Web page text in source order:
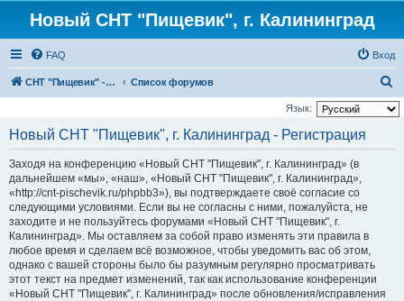
Новый СНТ "Пищевик", г. Калининград
FAQ Вход
СНТ "Пищевик" - возвращение на Главную страницу Список форумов
о
Язык:
Новый СНТ "Пищевик", г. Калининград - Регистрация
Заходя на конференцию «Новый СНТ "Пищевик", г. Калининград» (в
дальнейшем «мы», «наш», «Новый СНТ "Пищевик", г. Калининград»,
«http://cnt-pischevik.ru/phpbb3»), вы подтверждаете своё согласие со
следующими условиями. Если вы не согласны с ними, пожалуйста, не
заходите и не пользуйтесь форумами «Новый СНТ "Пищевик", г.
Калининград». Мы оставляем за собой право изменять эти правила в
любое время и сделаем всё возможное, чтобы уведомить вас об этом,
однако с вашей стороны было бы разумным регулярно просматривать
этот текст на предмет изменений, так как использование конференции
«Новый СНТ "Пищевик", г. Калининград» после обновления/исправления